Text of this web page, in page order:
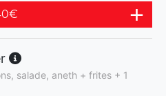
€
salade, aneth + frites + 1